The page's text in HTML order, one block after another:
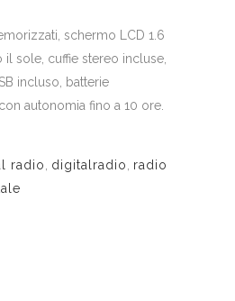
schermo LCD 1.6
il sole, cuffie stereo incluse,
incluso, batterie
autonomia fino a 10 ore.
radio digitalradio
radio